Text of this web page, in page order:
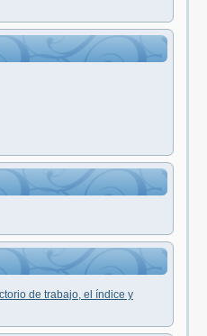
de trabajo, el índice y